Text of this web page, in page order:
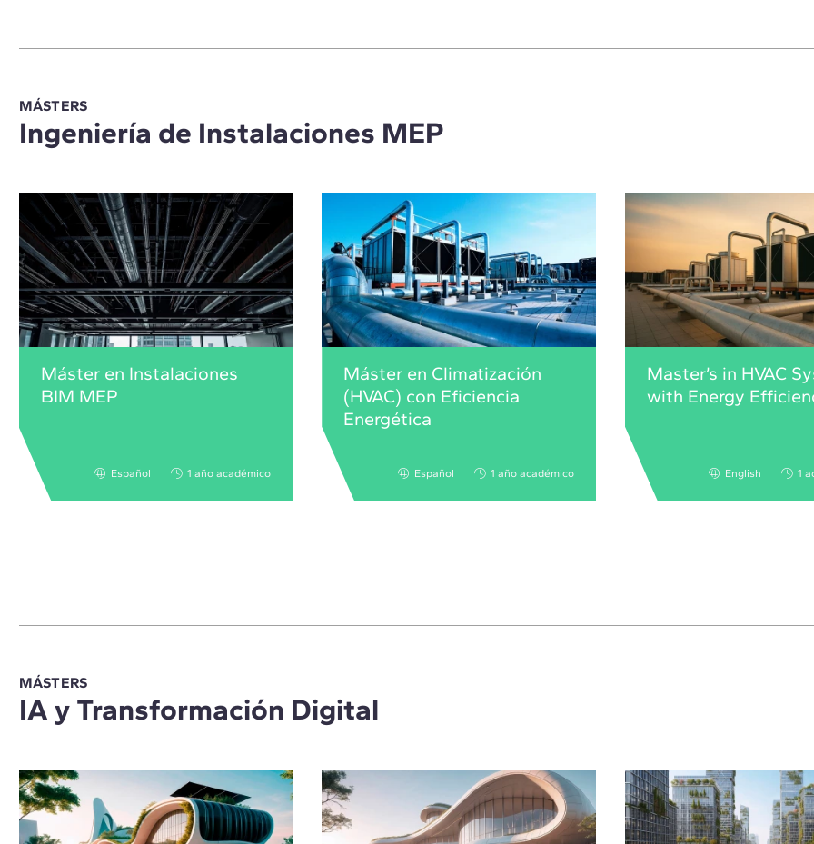
MÁSTERS
Ingeniería de Instalaciones MEP
Máster en Instalaciones
BIM MEP
Español 1 año académico
Máster en Climatización
(HVAC) con Eficiencia
Energética
Español 1 año académico
Master’s in HVAC
with Energy
English 1
MÁSTERS
IA y Transformación Digital